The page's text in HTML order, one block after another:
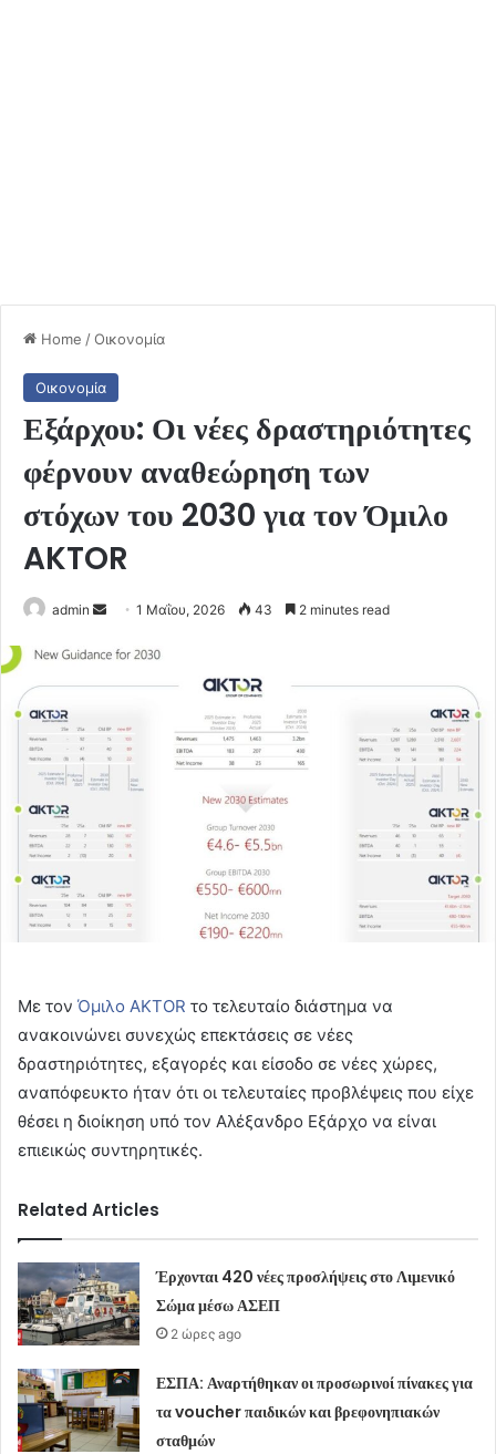
Home /Οικονομία
Οικονομία
Εξάρχου: Οι νέες δραστηριότητες
φέρνουν αναθεώρηση των
στόχων του 2030 για τον Όμιλο
AKTOR
admin
Send
email
1 Μαΐου, 2026 43 2 minutes read
Με τον Όμιλο AKTOR το τελευταίο διάστημα να
ανακοινώνει συνεχώς επεκτάσεις σε νέες
δραστηριότητες, εξαγορές και είσοδο σε νέες χώρες,
αναπόφευκτο ήταν ότι οι τελευταίες προβλέψεις που είχε
θέσει η διοίκηση υπό τον Αλέξανδρο Εξάρχο να είναι
επιεικώς συντηρητικές.
Related Articles
Έρχονται 420 νέες προσλήψεις στο Λιμενικό
Σώμα μέσω ΑΣΕΠ
2 ώρες ago
ΕΣΠΑ: Αναρτήθηκαν οι προσωρινοί πίνακες για
τα voucher παιδικών και βρεφονηπιακών
σταθμών